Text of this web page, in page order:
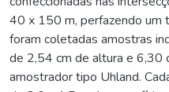
40 x 150 m, perfazendo
foram coletadas amostras
de 2,54 cm de altura e 6,30
amostrador tipo Uhland.